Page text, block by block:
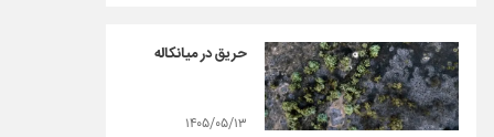
حریق در میانکاله
۱۴۰۵/۰۵/۱۳